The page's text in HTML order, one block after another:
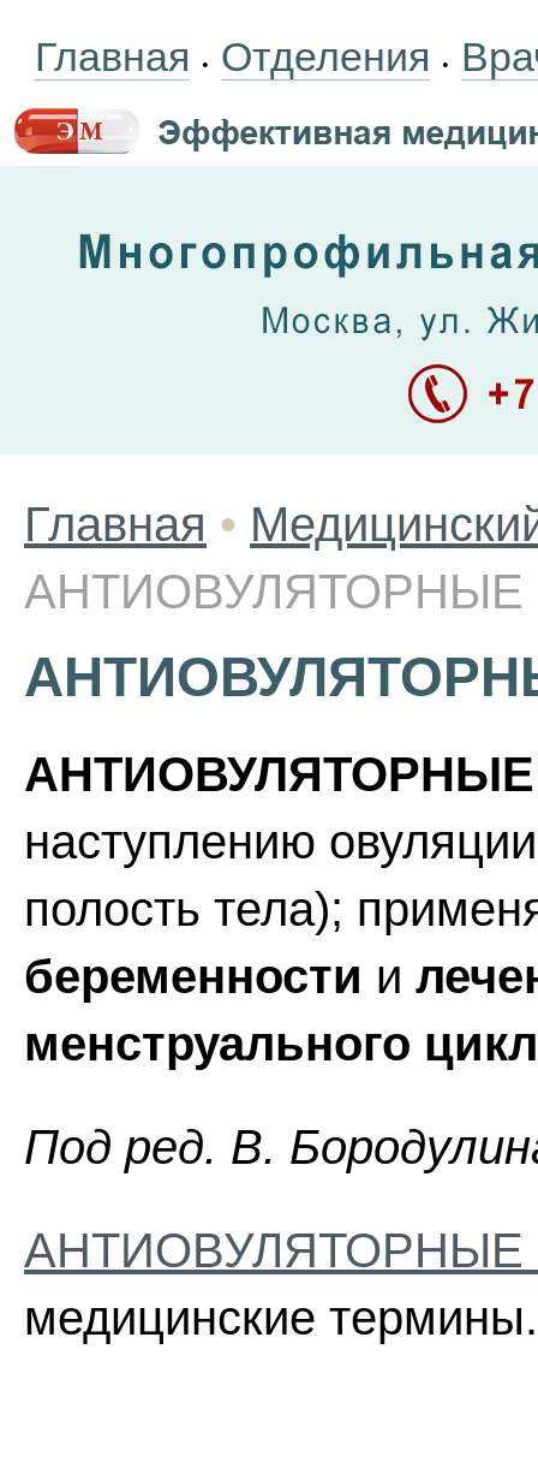
Главная • Отделения •
Главная •
АНТИОВУЛЯТОРНЫЕ
наступлению
полость тела);
беременности и
менструального
Пoд peд. B.
АНТИОВУЛЯТОРНЫЕ
медицинские